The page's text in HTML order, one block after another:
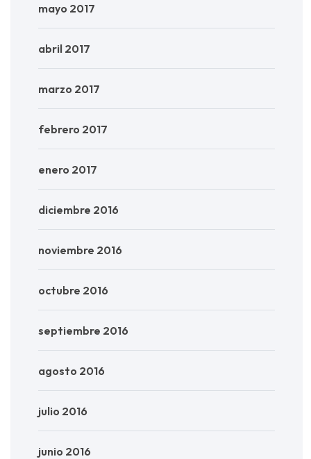
mayo 2017
abril 2017
marzo 2017
febrero 2017
enero 2017
diciembre 2016
noviembre 2016
octubre 2016
septiembre 2016
agosto 2016
julio 2016
junio 2016